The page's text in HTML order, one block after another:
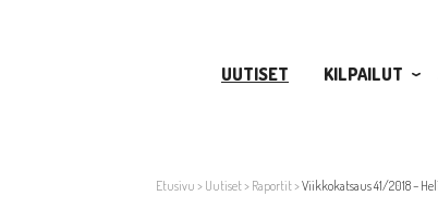
UUTISET
KILPAILUT
Etusivu > Uutiset> Raportit>Viikkokatsaus 41/2018 –